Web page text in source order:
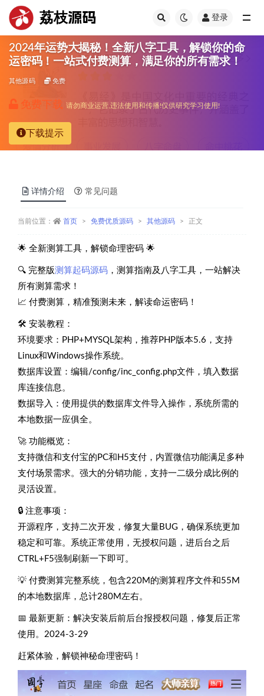
荔枝源码 登录
2024年运势大揭秘！全新八字工具，解锁你的命
运密码！一站式付费测算，满足你的所有需求！
其他源码 免费
免费下载 请勿商业运营,违法使用和传播!仅供研究学习使用!
下载提示
详情介绍 常见问题
当前位置： 首页 免费优质源码 其他源码 正文
🌟 全新测算工具，解锁命理密码 🌟
🔍 完整版测算起码源码 ，测算指南及八字工具，一站解决
所有测算需求！
📈 付费测算，精准预测未来，解读命运密码！
🛠️ 安装教程：
环境要求：PHP+MYSQL架构，推荐PHP版本5.6，支持
Linux和Windows操作系统。
数据库设置：编辑/config/inc_config.php文件，填入数据
库连接信息。
数据导入：使用提供的数据库文件导入操作，系统所需的
本地数据一应俱全。
🚀 功能概览：
支持微信和支付宝的PC和H5支付，内置微信功能满足多种
支付场景需求。强大的分销功能，支持一二级分成比例的
灵活设置。
🔒 注意事项：
开源程序，支持二次开发，修复大量BUG，确保系统更加
稳定和可靠。系统正常使用，无授权问题，进后台之后
CTRL+F5强制刷新一下即可。
💡 付费测算完整系统，包含220M的测算程序文件和55M
的本地数据库，总计280M左右。
📅 最新更新：解决安装后前后台报授权问题，修复后正常
使用。2024-3-29
赶紧体验，解锁神秘命理密码！